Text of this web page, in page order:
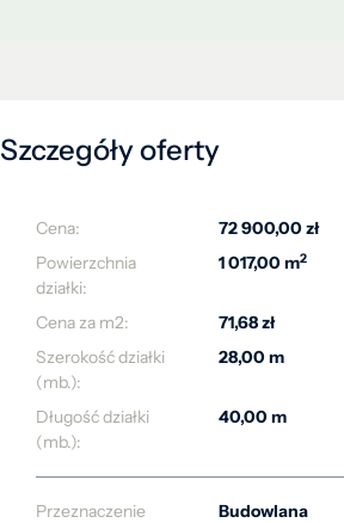
Szczegóły oferty
Cena:
72 900,00 zł
Powierzchnia
działki:
1 017,00 m2
Cena za m2:
71,68 zł
Szerokość działki
(mb.):
28,00 m
Długość działki
(mb.):
40,00 m
Przeznaczenie
Budowlana